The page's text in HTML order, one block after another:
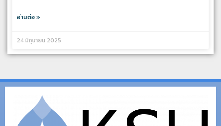
อ่านต่อ »
24 มิถุนายน 2025